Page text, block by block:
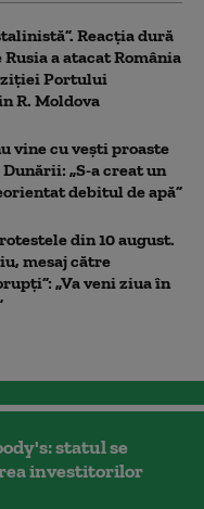
Reacția dură
Rusia a atacat România
Portului
R. Moldova
vine cu vești proaste
„S-a creat un
debitul de apă”
din 10 august.
mesaj către
„Va veni ziua în
statul se
investitorilor